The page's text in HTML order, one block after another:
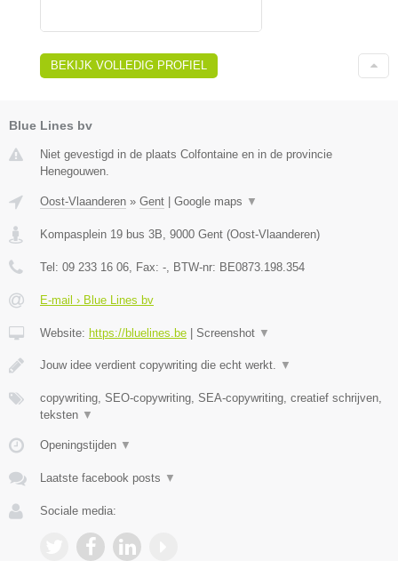
BEKIJK VOLLEDIG PROFIEL
Blue Lines bv
Niet gevestigd in de plaats Colfontaine en in de provincie
Henegouwen.
Oost-Vlaanderen » Gent Google maps ▼
Kompasplein 19 bus 3B, 9000 Gent (Oost-Vlaanderen)
Tel: 09 233 16 06, Fax: -, BTW-nr: BE0873.198.354
E-mail › Blue Lines bv
Website: https://bluelines.be Screenshot ▼
Jouw idee verdient copywriting die echt werkt. ▼
copywriting, SEO-copywriting, SEA-copywriting, creatief schrijven,
teksten ▼
Openingstijden ▼
Laatste facebook posts ▼
Sociale media: